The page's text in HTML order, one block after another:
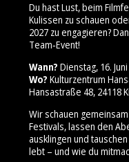
Du hast Lust, beim
Kulissen zu schauen
2027 zu engagieren?
Team‑Event!
Wann? Dienstag, 16.
Wo? Kulturzentrum
Hansastraße 48, 24118
Wir schauen
Festivals, lassen den
ausklingen und
lebt – und wie du